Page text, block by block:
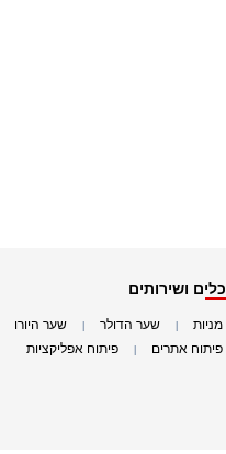
כלים ושירותים
מניות שער הדולר שער היורו
פיתוח אתרים פיתוח אפליקציות